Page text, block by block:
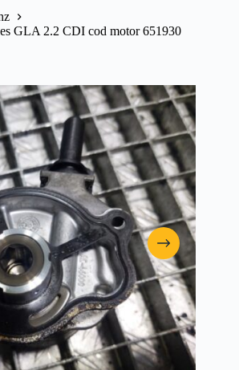
GLA 2.2 CDI cod motor 651930